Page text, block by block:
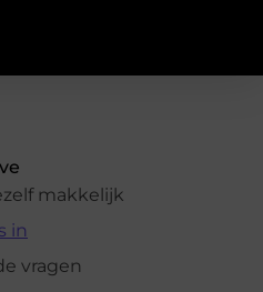
makkelijk
in
vragen